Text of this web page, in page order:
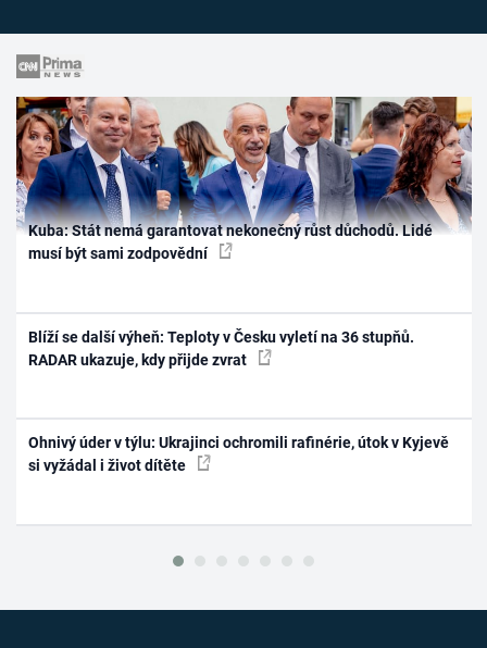
Kuba: Stát nemá garantovat nekonečný růst důchodů. Lidé
musí být sami zodpovědní
Blíží se další výheň: Teploty v Česku vyletí na 36 stupňů.
RADAR ukazuje, kdy přijde zvrat
Ohnivý úder v týlu: Ukrajinci ochromili rafinérie, útok v Kyjevě
si vyžádal i život dítěte